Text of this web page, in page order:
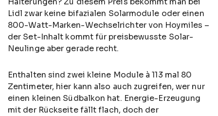
Lidl zwar keine bifazialen Solarmodule oder einen
800-Watt-Marken-Wechselrichter von Hoymiles –
der Set-Inhalt kommt für preisbewusste Solar-
Neulinge aber gerade recht.
Enthalten sind zwei kleine Module à 113 mal 80
Zentimeter, hier kann also auch zugreifen, wer nur
einen kleinen Südbalkon hat. Energie-Erzeugung
mit der Rückseite fällt flach, doch der